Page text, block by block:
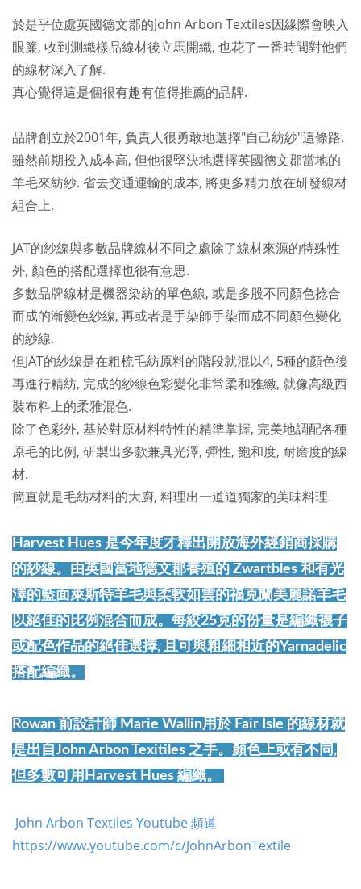
於是乎位處英國德文郡的John Arbon Textiles因緣際會映入
眼簾, 收到測織樣品線材後立馬開織, 也花了一番時間對他們
的線材深入了解.
真心覺得這是個很有趣有值得推薦的品牌.
品牌創立於2001年, 負責人很勇敢地選擇"自己紡紗"這條路.
雖然前期投入成本高, 但他很堅決地選擇英國德文郡當地的
羊毛來紡紗. 省去交通運輸的成本, 將更多精力放在研發線材
組合上.
JAT的紗線與多數品牌線材不同之處除了線材來源的特殊性
外, 顏色的搭配選擇也很有意思.
多數品牌線材是機器染紡的單色線, 或是多股不同顏色捻合
而成的漸變色紗線, 再或者是手染師手染而成不同顏色變化
的紗線.
但JAT的紗線是在粗梳毛紡原料的階段就混以4, 5種的顏色後
再進行精紡, 完成的紗線色彩變化非常柔和雅緻, 就像高級西
裝布料上的柔雅混色.
除了色彩外, 基於對原材料特性的精準掌握, 完美地調配各種
原毛的比例, 研製出多款兼具光澤, 彈性, 飽和度, 耐磨度的線
材.
簡直就是毛紡材料的大廚, 料理出一道道獨家的美味料理.
Harvest Hues 是今年度才釋出開放海外經銷商採購
的紗線。由英國當地德文郡養殖的 Zwartbles 和有光
澤的藍面萊斯特羊毛與柔軟如雲的福克蘭美麗諾羊毛
以絕佳的比例混合而成。每絞25克的份量是編織襪子
或配色作品的絕佳選擇, 且可與粗細相近的Yarnadelic
搭配編織。
Rowan 前設計師 Marie Wallin用於 Fair Isle 的線材就
是出自John Arbon Texitiles 之手。顏色上或有不同,
但多數可用Harvest Hues 編織。
John Arbon Textiles Youtube 頻道
https://www.youtube.com/c/JohnArbonTextile